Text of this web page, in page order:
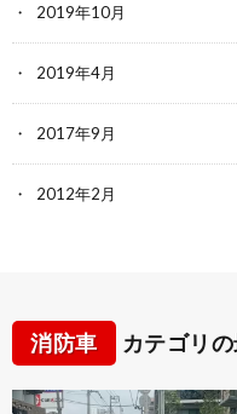
2019年10月
2019年4月
2017年9月
2012年2月
消防車 カテゴリ